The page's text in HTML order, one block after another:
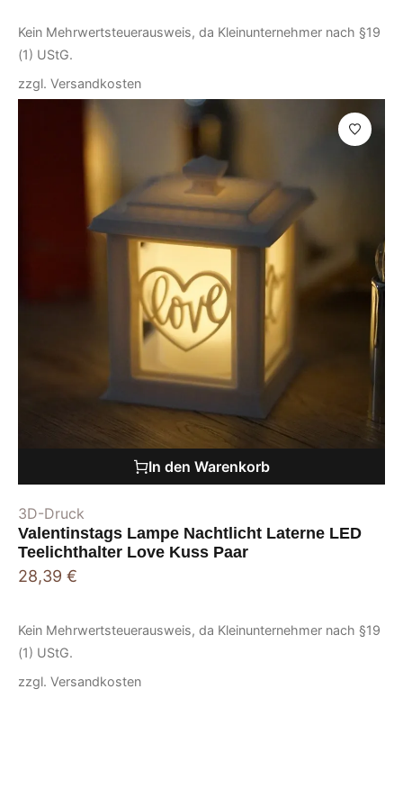
Kein Mehrwertsteuerausweis, da Kleinunternehmer nach §19
(1) UStG.
zzgl. Versandkosten
In den Warenkorb
3D-Druck
Valentinstags Lampe Nachtlicht Laterne LED
Teelichthalter Love Kuss Paar
28,39 €
Kein Mehrwertsteuerausweis, da Kleinunternehmer nach §19
(1) UStG.
zzgl. Versandkosten